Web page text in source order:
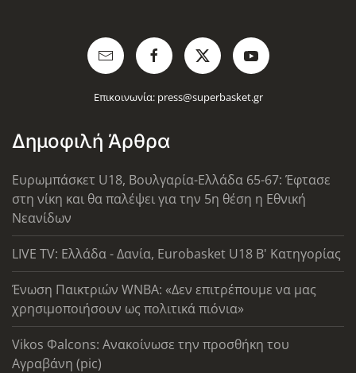
Επικοινωνία: press@superbasket.gr
Δημοφιλή Άρθρα
Ευρωμπάσκετ U18, Βουλγαρία-Ελλάδα 65-67: Έφτασε
στη νίκη και θα παλέψει για την 5η θέση η Εθνική
Νεανίδων
LIVE TV: Ελλάδα - Δανία, Eurobasket U18 Β' Κατηγορίας
Ένωση Παικτριών WNBA: «Δεν επιτρέπουμε να μας
χρησιμοποιήσουν ως πολιτικά πιόνια»
Vikos Φalcons: Ανακοίνωσε την προσθήκη του
Αγραβάνη (pic)